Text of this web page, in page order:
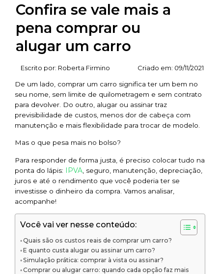
Confira se vale mais a
pena comprar ou
alugar um carro
Escrito por: Roberta Firmino Criado em: 09/11/2021
De um lado, comprar um carro significa ter um bem no
seu nome, sem limite de quilometragem e sem contrato
para devolver. Do outro, alugar ou assinar traz
previsibilidade de custos, menos dor de cabeça com
manutenção e mais flexibilidade para trocar de modelo.
Mas o que pesa mais no bolso?
Para responder de forma justa, é preciso colocar tudo na
ponta do lápis: IPVA , seguro, manutenção, depreciação,
juros e até o rendimento que você poderia ter se
investisse o dinheiro da compra. Vamos analisar,
acompanhe!
Você vai ver nesse conteúdo:
Quais são os custos reais de comprar um carro?
E quanto custa alugar ou assinar um carro?
Simulação prática: comprar à vista ou assinar?
Comprar ou alugar carro: quando cada opção faz mais